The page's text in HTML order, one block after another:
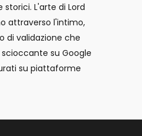
L'arte di Lord
attraverso l'intimo,
di validazione che
su Google
su piattaforme